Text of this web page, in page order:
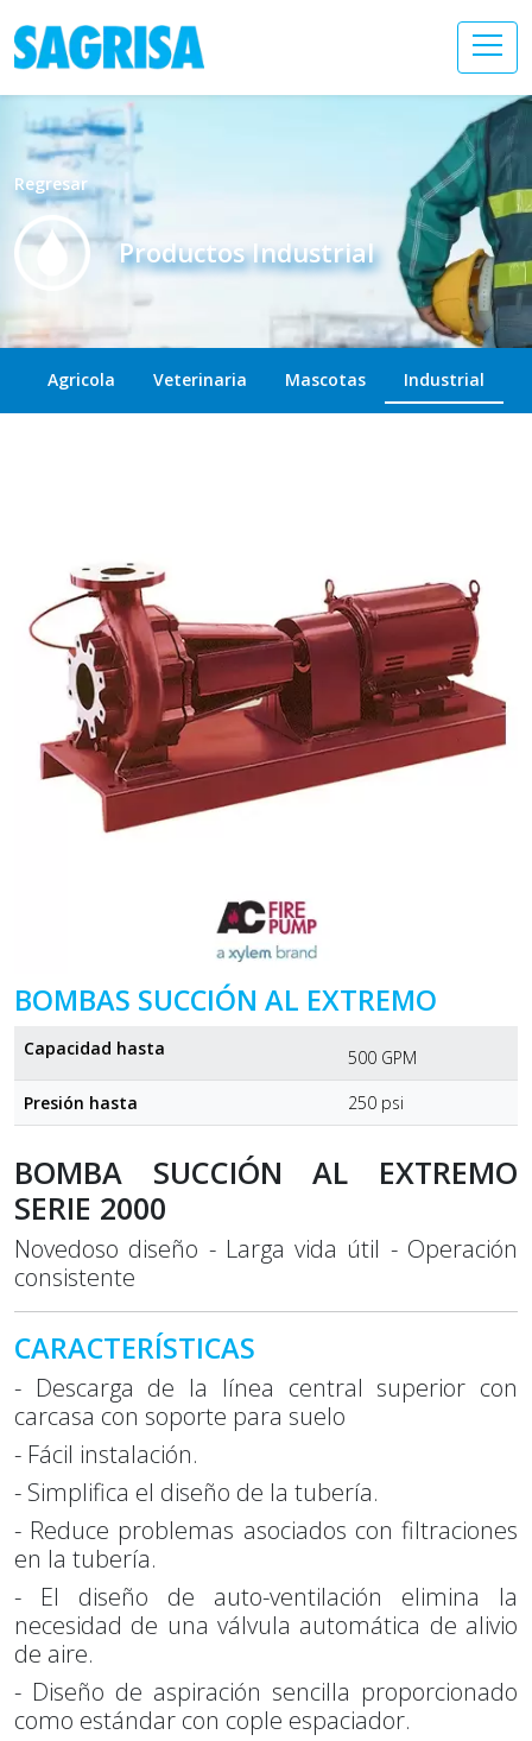
Regresar
Productos Industrial
Agricola Veterinaria Mascotas Industrial
BOMBAS SUCCIÓN AL EXTREMO
Capacidad hasta
500 GPM
Presión hasta
250 psi
BOMBA SUCCIÓN AL EXTREMO
SERIE 2000
Novedoso diseño - Larga vida útil - Operación
consistente
CARACTERÍSTICAS
- Descarga de la línea central superior con
carcasa con soporte para suelo
- Fácil instalación.
- Simplifica el diseño de la tubería.
- Reduce problemas asociados con filtraciones
en la tubería.
- El diseño de auto-ventilación elimina la
necesidad de una válvula automática de alivio
de aire.
- Diseño de aspiración sencilla proporcionado
como estándar con cople espaciador.